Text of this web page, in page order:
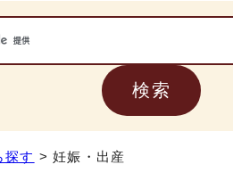
探す > 妊娠・出産